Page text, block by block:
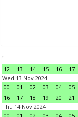
12 13 14 15 16 17
Wed 13 Nov 2024
00
01 02 03 04 05
16
17 18 19 20 21
Thu 14 Nov 2024
00
01 02 03 04 05